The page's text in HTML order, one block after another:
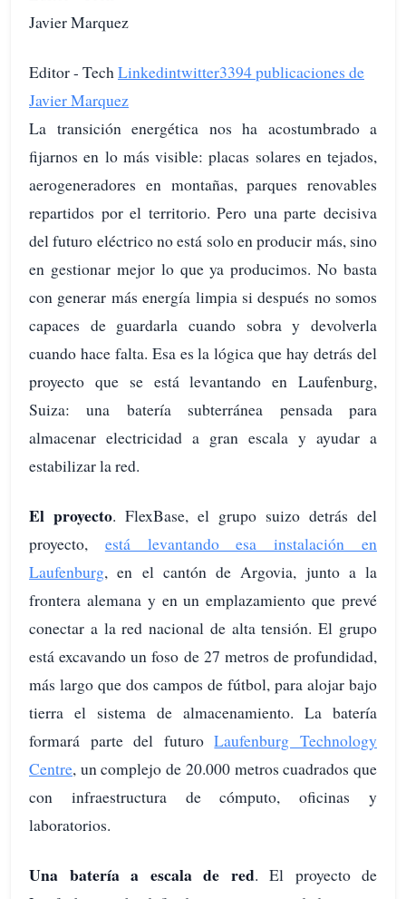
Javier Marquez
Editor - TechLinkedintwitter3394 publicaciones de
Javier Marquez
La transición energética nos ha acostumbrado a
fijarnos en lo más visible: placas solares en tejados,
aerogeneradores en montañas, parques renovables
repartidos por el territorio. Pero una parte decisiva
del futuro eléctrico no está solo en producir más, sino
en gestionar mejor lo que ya producimos. No basta
con generar más energía limpia si después no somos
capaces de guardarla cuando sobra y devolverla
cuando hace falta. Esa es la lógica que hay detrás del
proyecto que se está levantando en Laufenburg,
Suiza: una batería subterránea pensada para
almacenar electricidad a gran escala y ayudar a
estabilizar la red.
El proyecto. FlexBase, el grupo suizo detrás del
proyecto, está levantando esa instalación en
Laufenburg, en el cantón de Argovia, junto a la
frontera alemana y en un emplazamiento que prevé
conectar a la red nacional de alta tensión. El grupo
está excavando un foso de 27 metros de profundidad,
más largo que dos campos de fútbol, para alojar bajo
tierra el sistema de almacenamiento. La batería
formará parte del futuroLaufenburg Technology
Centre, un complejo de 20.000 metros cuadrados que
con infraestructura de cómputo, oficinas y
laboratorios.
Una batería a escala de red. El proyecto de